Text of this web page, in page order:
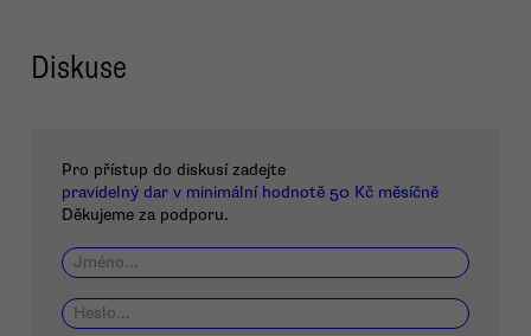
Diskuse
Pro přístup do diskusí zadejte
pravidelný dar v minimální hodnotě 50 Kč měsíčně
Děkujeme za podporu.